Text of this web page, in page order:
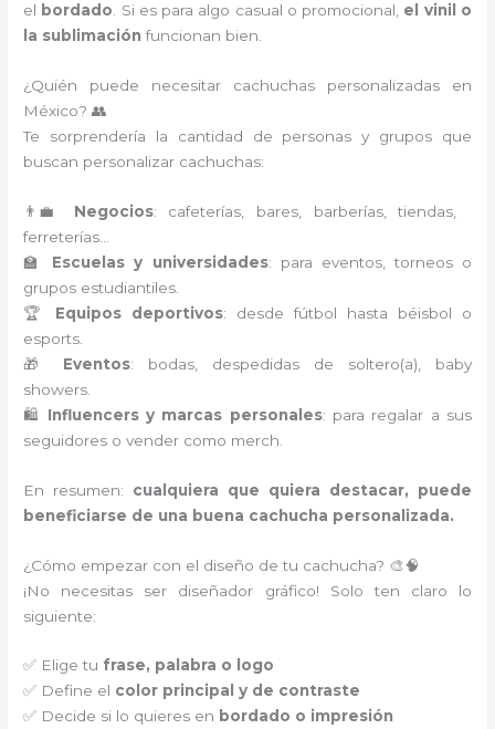
el bordado . Si es para algo casual o promocional, el vinil o
la sublimación funcionan bien.
¿Quién puede necesitar cachuchas personalizadas en
México? 👥
Te sorprendería la cantidad de personas y grupos que
buscan personalizar cachuchas:
👨‍💼 Negocios: cafeterías, bares, barberías, tiendas,
ferreterías…
🏫 Escuelas y universidades: para eventos, torneos o
grupos estudiantiles.
🏆 Equipos deportivos: desde fútbol hasta béisbol o
esports.
🎁 Eventos: bodas, despedidas de soltero(a), baby
showers.
🛍️ Influencers y marcas personales: para regalar a sus
seguidores o vender como merch.
En resumen: cualquiera que quiera destacar, puede
beneficiarse de una buena cachucha personalizada.
¿Cómo empezar con el diseño de tu cachucha? 🎨🧠
¡No necesitas ser diseñador gráfico! Solo ten claro lo
siguiente:
✅ Elige tu frase, palabra o logo
✅ Define el color principal y de contraste
✅ Decide si lo quieres en bordado o impresión